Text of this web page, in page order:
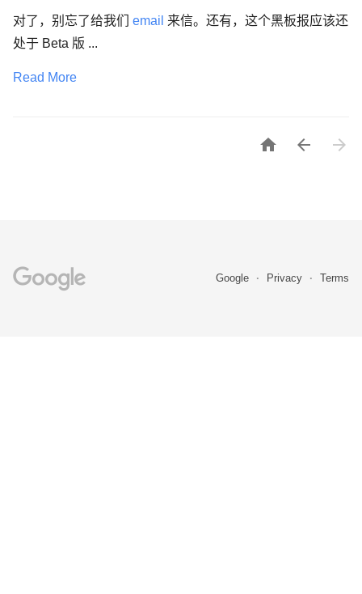
对了，别忘了给我们 email 来信。还有，这个黑板报应该还
处于 Beta 版 ...
Read More
  
Google Privacy Terms